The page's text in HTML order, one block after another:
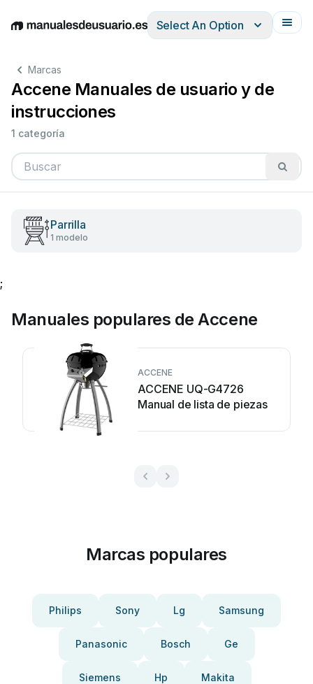
EnglishDeutschEspañolItalianoFrançais
Select An Option
Marcas
Accene Manuales de usuario y de
instrucciones
1 categoría
Parrilla
1 modelo
;
Manuales populares de Accene
ACCENE
ACCENE UQ-G4726
Manual de lista de piezas
Marcas populares
Philips Sony Lg Samsung
Panasonic Bosch Ge
Siemens Hp Makita